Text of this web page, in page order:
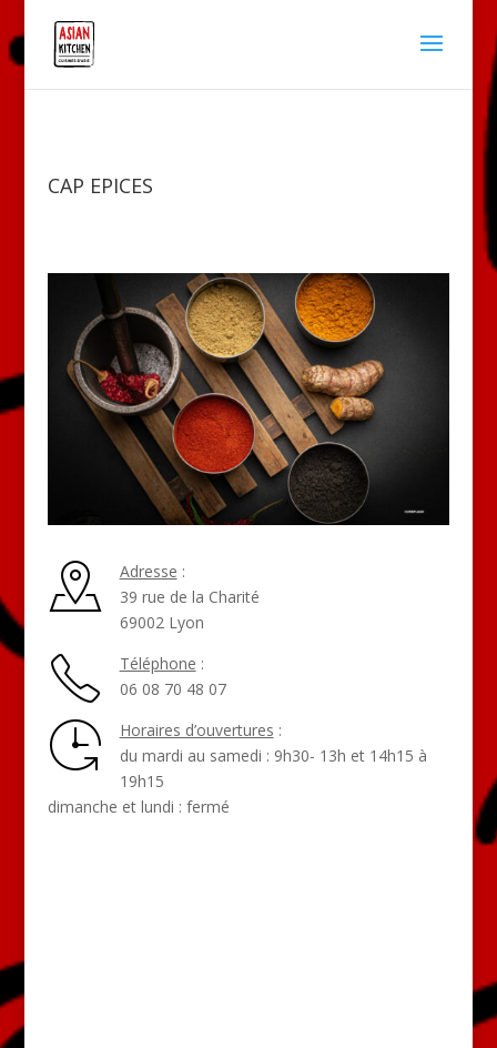
CAP EPICES
Adresse :
39 rue de la Charité
69002 Lyon
Téléphone :
06 08 70 48 07
Horaires d’ouvertures :
du mardi au samedi : 9h30- 13h et 14h15 à
19h15
dimanche et lundi : fermé